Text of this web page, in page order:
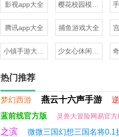
影视app大全
腾讯app大全 捕鱼游戏大全
热门推荐
梦幻西游 燕云十六声手游
蓝前线官方版
灵兽大冒险网易官方
之滨
微微三国幻想三国名将0.1